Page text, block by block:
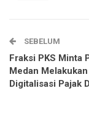
SEBELUM
Fraksi PKS Minta
Medan Melakukan
Digitalisasi Pajak